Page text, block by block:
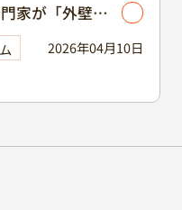
2026年04月10日
家が「外壁」
コツを伝授！
に近付けまし